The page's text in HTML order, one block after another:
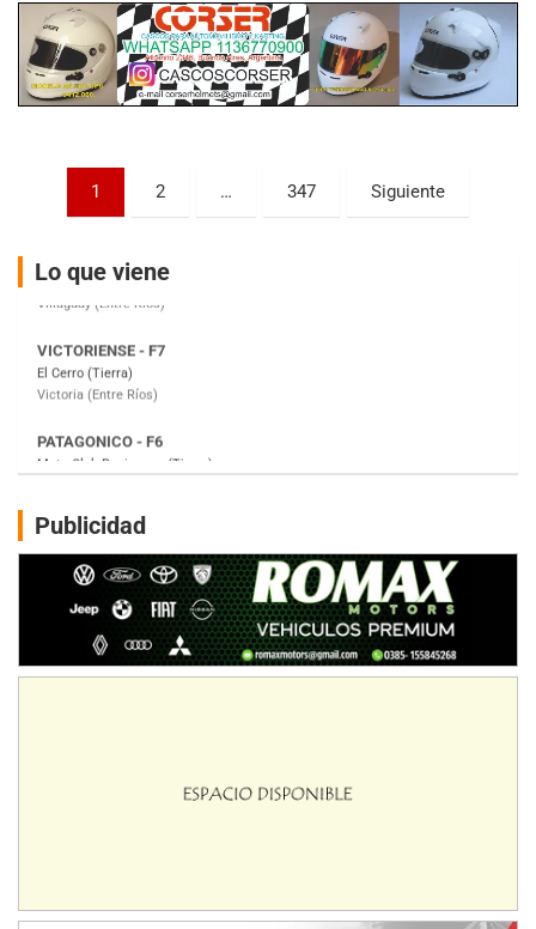
Paginación
entradas
1 2 … 347 Siguiente
Lo que viene
Baradero (Buenos Aires)
KDO - F6
Ciudad de Trenque Lauquen (Asfalto)
Trenque Lauquen (Buenos Aires)
Parque de la Velocidad (Asfalto)
Villaguay (Entre Ríos)
El Cerro (Tierra)
Victoria (Entre Ríos)
Moto Club Reginense (Tierra)
Gral. E. Godoy (Río Negro)
Juventud Unida (Tierra)
Humboldt (Santa Fe)
Ciudad de Avellaneda (Asfalto)
Avellaneda (Santa Fe)
SUR SANTAFESINO - F4
José Samuel Sánchez (Tierra)
Rufino (Santa Fe)
COBERTURA ESPECIAL DE E-KART.COM.AR
Publicidad